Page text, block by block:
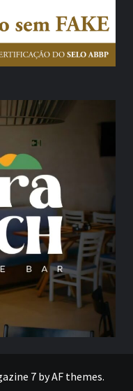
7 by AF themes.